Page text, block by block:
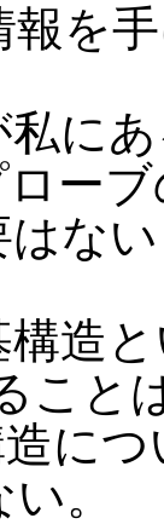
報を
私に
ー
は
造
こと
に
。